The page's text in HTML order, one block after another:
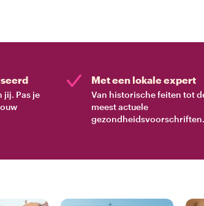
jij. Pas je
Met een lokale expert
Van historische feiten tot
meest actuele
gezondheidsvoorschriften.